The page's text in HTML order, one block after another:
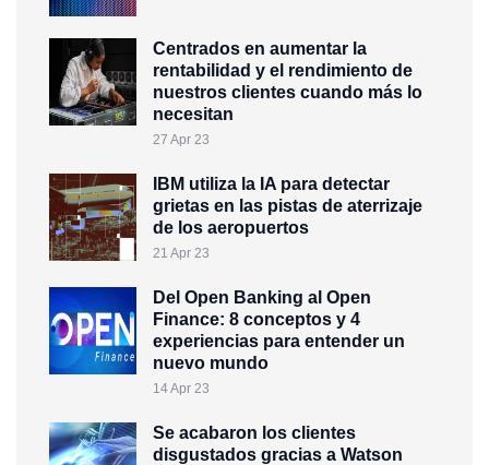
Centrados en aumentar la
rentabilidad y el rendimiento de
nuestros clientes cuando más lo
necesitan
27 Apr 23
IBM utiliza la IA para detectar
grietas en las pistas de aterrizaje
de los aeropuertos
21 Apr 23
Del Open Banking al Open
Finance: 8 conceptos y 4
experiencias para entender un
nuevo mundo
14 Apr 23
Se acabaron los clientes
disgustados gracias a Watson